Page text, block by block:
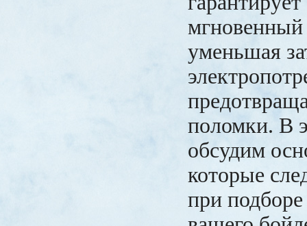
мгновенный
уменьшая
поломки. В
обсудим
которые
при